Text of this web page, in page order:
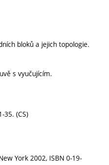
bloků a jejich topologie.
s vyučujícím.
35. (CS)
York 2002, ISBN 0-19-